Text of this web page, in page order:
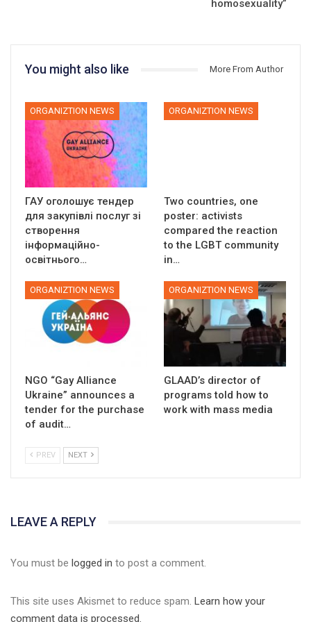
homosexuality”
You might also like More From Author
ORGANIZTION NEWS
ГАУ оголошує тендер
для закупівлі послуг зі
створення
інформаційно-
освітнього…
ORGANIZTION NEWS
Two countries, one
poster: activists
compared the reaction
to the LGBT community
in…
ORGANIZTION NEWS
NGO “Gay Alliance
Ukraine” announces a
tender for the purchase
of audit…
ORGANIZTION NEWS
GLAAD’s director of
programs told how to
work with mass media
PREV NEXT
LEAVE A REPLY
You must be logged in to post a comment.
This site uses Akismet to reduce spam. Learn how your
comment data is processed.
5/17/2020
В цьому році, пандемія та COVІD-19 не дали нам можливості